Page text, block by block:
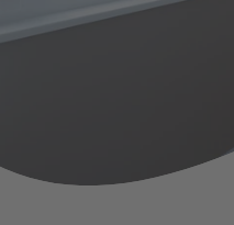
keukenspecialisten
& Boekhouding